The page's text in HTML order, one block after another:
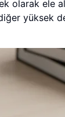
ele